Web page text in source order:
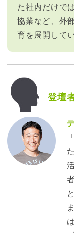
た社内だけで
協業など、外
育を展開して
登壇